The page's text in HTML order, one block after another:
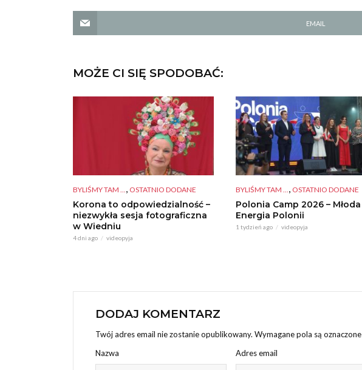
EMAIL
MOŻE CI SIĘ SPODOBAĆ:
BYLIŚMY TAM ..., OSTATNIO DODANE
Korona to odpowiedzialność –
niezwykła sesja fotograficzna
w Wiedniu
4 dni ago videopyja
BYLIŚMY TAM ..., OSTATNIO DODANE
Polonia Camp 2026 – Młoda
Energia Polonii
1 tydzień ago videopyja
DODAJ KOMENTARZ
Twój adres email nie zostanie opublikowany. Wymagane pola są oznaczone
Nazwa
Adres email